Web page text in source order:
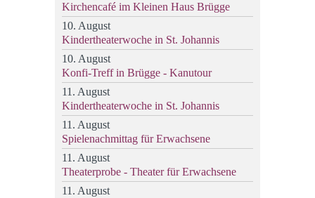
Kirchencafé im Kleinen Haus Brügge
10. August
Kindertheaterwoche in St. Johannis
10. August
Konfi-Treff in Brügge - Kanutour
11. August
Kindertheaterwoche in St. Johannis
11. August
Spielenachmittag für Erwachsene
11. August
Theaterprobe - Theater für Erwachsene
11. August